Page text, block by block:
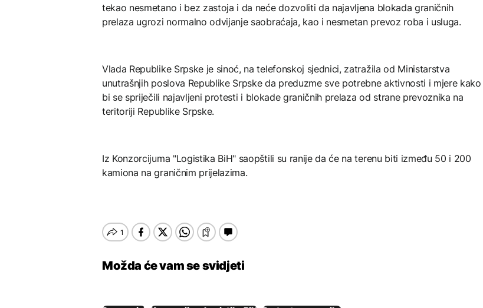
tekao nesmetano i bez zastoja i da neće dozvoliti da najavljena blokada graničnih
prelaza ugrozi normalno odvijanje saobraćaja, kao i nesmetan prevoz roba i usluga.
Vlada Republike Srpske je sinoć, na telefonskoj sjednici, zatražila od Ministarstva
unutrašnjih poslova Republike Srpske da preduzme sve potrebne aktivnosti i mjere kako
bi se spriječili najavljeni protesti i blokade graničnih prelaza od strane prevoznika na
teritoriji Republike Srpske.
Iz Konzorcijuma "Logistika BiH" saopštili su ranije da će na terenu biti između 50 i 200
kamiona na graničnim prijelazima.
Možda će vam se svidjeti